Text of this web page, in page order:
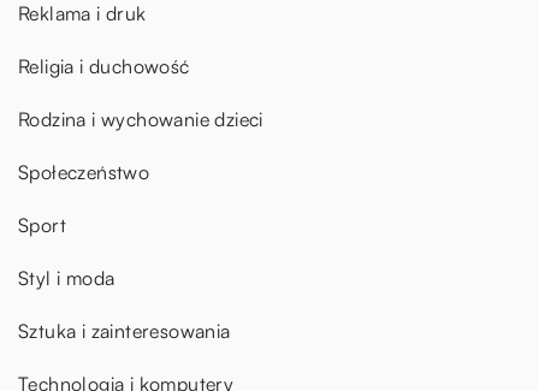
Reklama i druk
Religia i duchowość
Rodzina i wychowanie dzieci
Społeczeństwo
Sport
Styl i moda
Sztuka i zainteresowania
Technologia i komputery